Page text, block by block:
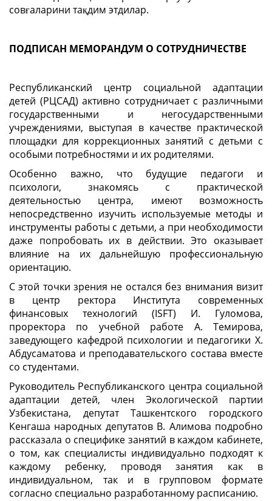
совғаларини тақдим этдилар.
ПОДПИСАН МЕМОРАНДУМ О СОТРУДНИЧЕСТВЕ
Республиканский центр социальной адаптации
детей (РЦСАД) активно сотрудничает с различными
государственными и негосударственными
учреждениями, выступая в качестве практической
площадки для коррекционных занятий с детьми с
особыми потребностями и их родителями.
Особенно важно, что будущие педагоги и
психологи, знакомясь с практической
деятельностью центра, имеют возможность
непосредственно изучить используемые методы и
инструменты работы с детьми, а при необходимости
даже попробовать их в действии. Это оказывает
влияние на их дальнейшую профессиональную
ориентацию.
С этой точки зрения не остался без внимания визит
в центр ректора Института современных
финансовых технологий (ISFT) И. Гуломова,
проректора по учебной работе А. Темирова,
заведующего кафедрой психологии и педагогики Х.
Абдусаматова и преподавательского состава вместе
со студентами.
Руководитель Республиканского центра социальной
адаптации детей, член Экологической партии
Узбекистана, депутат Ташкентского городского
Кенгаша народных депутатов В. Алимова подробно
рассказала о специфике занятий в каждом кабинете,
о том, как специалисты индивидуально подходят к
каждому ребенку, проводя занятия как в
индивидуальном, так и в групповом формате
согласно специально разработанному расписанию.